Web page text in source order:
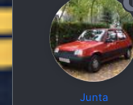
Junta